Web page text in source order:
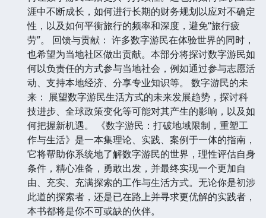
涯中不断成长，如何进行长期的财务规划以应对不确定
性，以及如何平衡旅行的频率和深度，避免“旅行疲
劳”。 回馈与贡献： 许多数字游民在体验世界的同时，
也希望为当地社区做出贡献。本部分将探讨数字游民如
何以负责任的方式参与当地社会，例如通过参与志愿活
动、支持本地经济、分享专业知识等。 数字游民的未
来： 展望数字游民生活方式的未来发展趋势，探讨科
技进步、全球政策变化等可能对其产生的影响，以及如
何把握新机遇。 《数字游民：打破地域限制，重塑工
作与生活》是一本集理论、实践、案例于一体的指南，
它将帮助你系统地了解数字游民的世界，理性评估自身
条件，精心准备，勇敢出发，并最终实现一个更加自
由、充实、充满探索的工作与生活方式。无论你是初涉
此道的探索者，还是已在路上并寻求更优解的实践者，
本书都将是你不可或缺的伙伴。